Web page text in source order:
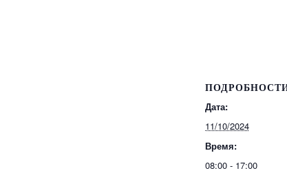
Дата:
11/10/2024
Время:
08:00 - 17:00